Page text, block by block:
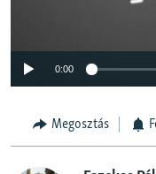
0:00
Megosztás